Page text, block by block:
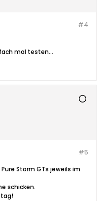
#4
mal testen...
#5
Storm GTs jeweils im
schicken.